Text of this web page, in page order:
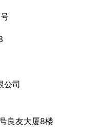
北路299号
招标有限公司
号良友大厦8楼